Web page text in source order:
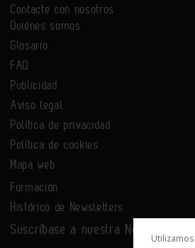
Contacte con nosotros
Quiénes somos
Glosario
FAQ
Publicidad
Aviso legal
Política de privacidad
Política de cookies
Mapa web
Formación
Histórico de Newsletters
Suscríbase a nuestra Newsletter